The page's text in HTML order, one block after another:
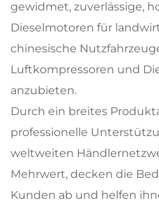
gewidmet, zuverlässige,
Dieselmotoren für
chinesische
Luftkompressoren und
anzubieten.
Durch ein breites
professionelle
weltweiten
Mehrwert, decken die
Kunden ab und helfen